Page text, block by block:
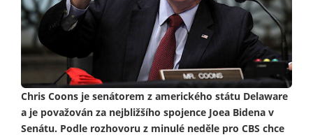
Chris Coons je senátorem z amerického státu Delaware
a je považován za nejbližšího spojence Joea Bidena v
Senátu. Podle rozhovoru z minulé neděle pro CBS chce